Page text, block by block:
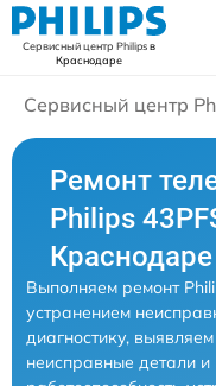
Сервисный центр Philipsв
Краснодаре
Сервисный центр
Ремонт
Philips
Краснодаре
Выполняем ремонт
устранением
диагностику,
неисправные детали и